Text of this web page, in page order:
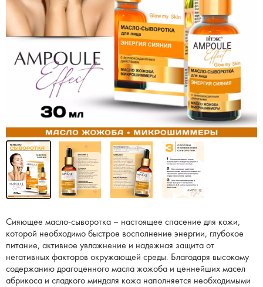
Сияющее масло-сыворотка – настоящее спасение для кожи,
которой необходимо быстрое восполнение энергии, глубокое
питание, активное увлажнение и надежная защита от
негативных факторов окружающей среды. Благодаря высокому
содержанию драгоценного масла жожоба и ценнейших масел
абрикоса и сладкого миндаля кожа наполняется необходимыми